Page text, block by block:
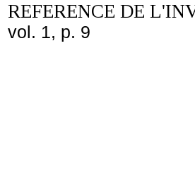
REFERENCE DE
vol. 1, p. 9